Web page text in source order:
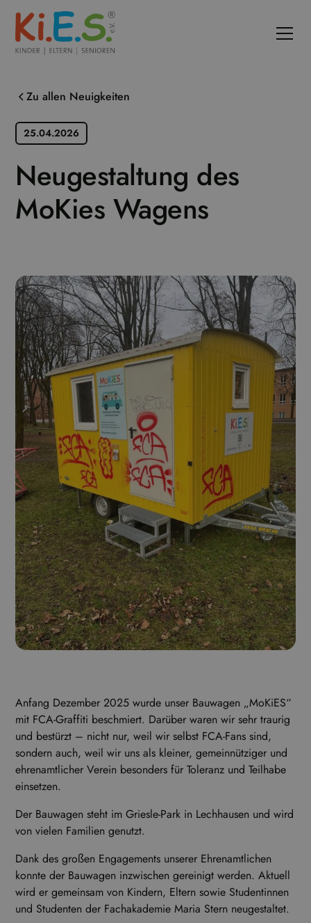
Zu allen Neuigkeiten
25.04.2026
Neugestaltung des
MoKies Wagens
Anfang Dezember 2025 wurde unser Bauwagen „MoKiES“
mit FCA-Graffiti beschmiert. Darüber waren wir sehr traurig
und bestürzt – nicht nur, weil wir selbst FCA-Fans sind,
sondern auch, weil wir uns als kleiner, gemeinnütziger und
ehrenamtlicher Verein besonders für Toleranz und Teilhabe
einsetzen.
Der Bauwagen steht im Griesle-Park in Lechhausen und wird
von vielen Familien genutzt.
Dank des großen Engagements unserer Ehrenamtlichen
konnte der Bauwagen inzwischen gereinigt werden. Aktuell
wird er gemeinsam von Kindern, Eltern sowie Studentinnen
und Studenten der Fachakademie Maria Stern neugestaltet.